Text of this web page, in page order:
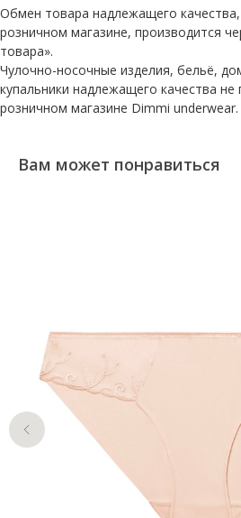
Обмен товара надлежащего
розничном магазине, производится
товара».
Чулочно-носочные изделия, бельё,
купальники надлежащего качества
розничном магазине Dimmi underwear.
Вам может понравиться